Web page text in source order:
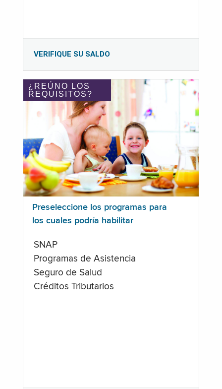
VERIFIQUE SU SALDO
¿REÚNO LOS
REQUISITOS?
Preseleccione los programas para
los cuales podría habilitar
SNAP
Programas de Asistencia
Seguro de Salud
Créditos Tributarios